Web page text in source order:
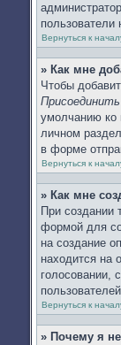
пользователи
Вернуться к
» Как мне
Чтобы
Присоединить
умолчанию ко
личном
в форме
Вернуться к
» Как мне
При создании
формой для
на создание
находится на
голосовании,
Вернуться к
» Почему я